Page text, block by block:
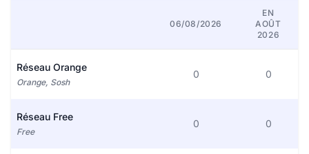
06/08/2026
EN
AOÛT
2026
Réseau Orange
Orange, Sosh
0 0
Réseau Free
Free
0 0